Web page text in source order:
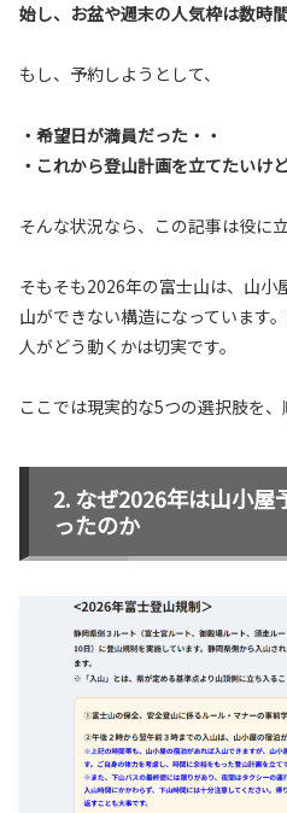
始し、お盆や週末の人気枠は数時
もし、予約しようとして、
・希望日が満員だった・・
・これから登山計画を立てたいけ
そんな状況なら、この記事は役に
そもそも2026年の富士山は、山小
山ができない構造になっています
人がどう動くかは切実です。
ここでは現実的な5つの選択肢を、
なぜ2026年は山小屋
ったのか